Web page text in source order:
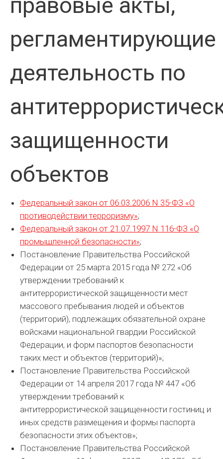
регламентирующие
деятельность по
защищенности
объектов
Федеральный закон от 06.03.2006 N 35-ФЗ «О
противодействии терроризму»;
Федеральный закон от 21.07.1997 N 116-ФЗ «О
промышленной безопасности»;
Постановление Правительства Российской
Федерации от 25 марта 2015 года № 272 «Об
утверждении требований к
антитеррористической защищенности мест
массового пребывания людей и объектов
(территорий), подлежащих обязательной охране
войсками национальной гвардии Российской
Федерации, и форм паспортов безопасности
таких мест и объектов (территорий)»;
Постановление Правительства Российской
Федерации от 14 апреля 2017 года № 447 «Об
утверждении требований к
антитеррористической защищенности гостиниц и
иных средств размещения и формы паспорта
безопасности этих объектов»;
Постановление Правительства Российской